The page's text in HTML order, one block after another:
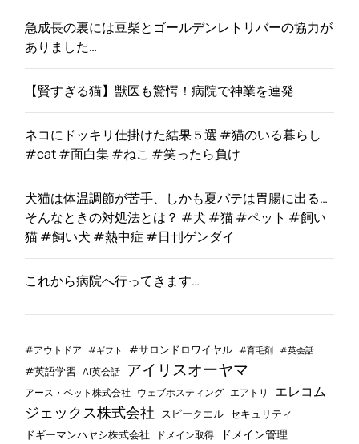
徹
解
説
急成長の裏には豆柴とゴールデンレトリバーの協力が
ありました…
【賢すぎる猫】獣医も驚愕！病院で神業を連発
ネコにドッキリ仕掛けた結果５選 #猫のいる暮らし
#cat #面白集 #ねこ #笑ったら負け
犬猫は体温調節が苦手、しかも夏バテは胃腸に出る…
そんなときの対処法とは？ #犬 #猫 #ペット #飼い
猫 #飼い犬 #熱中症 #日刊ゲンダイ
これから病院へ行ってきます…
#アウトドア #ギフト #サロンドロワイヤル #育毛剤 #英会話
#英語学習 AI英会話 アイリスオーヤマ
アース・ペット株式会社 ウェブホスティング エアトリ エレコム
ジェックス株式会社 スピークエル セキュリティ
ドギーマンハヤシ株式会社 ドメイン取得 ドメイン管理